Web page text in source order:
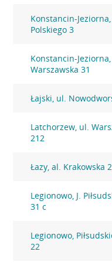
Konstancin-
Polskiego 3
Konstancin-Jeziorna,
Warszawska 31
Łajski, ul.
Latchorzew, ul.
212
Łazy, al. Krakowska
Legionowo, J.
31 c
Legionowo,
22